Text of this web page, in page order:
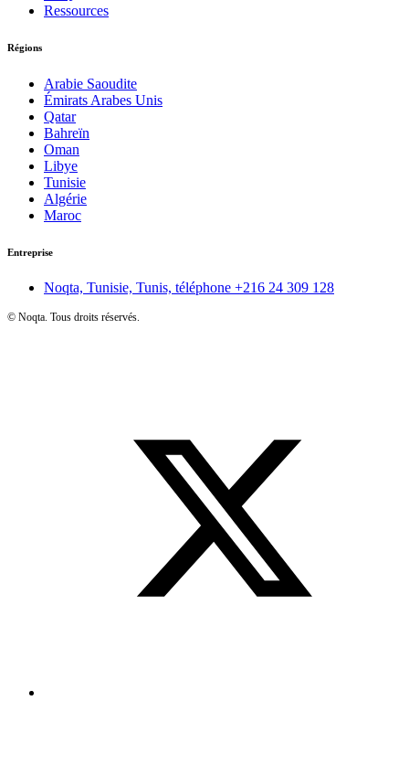
Ressources
Régions
Arabie Saoudite
Émirats Arabes Unis
Qatar
Bahreïn
Oman
Libye
Tunisie
Algérie
Maroc
Entreprise
Noqta, Tunisie, Tunis, téléphone +216 24 309 128
© Noqta. Tous droits réservés.